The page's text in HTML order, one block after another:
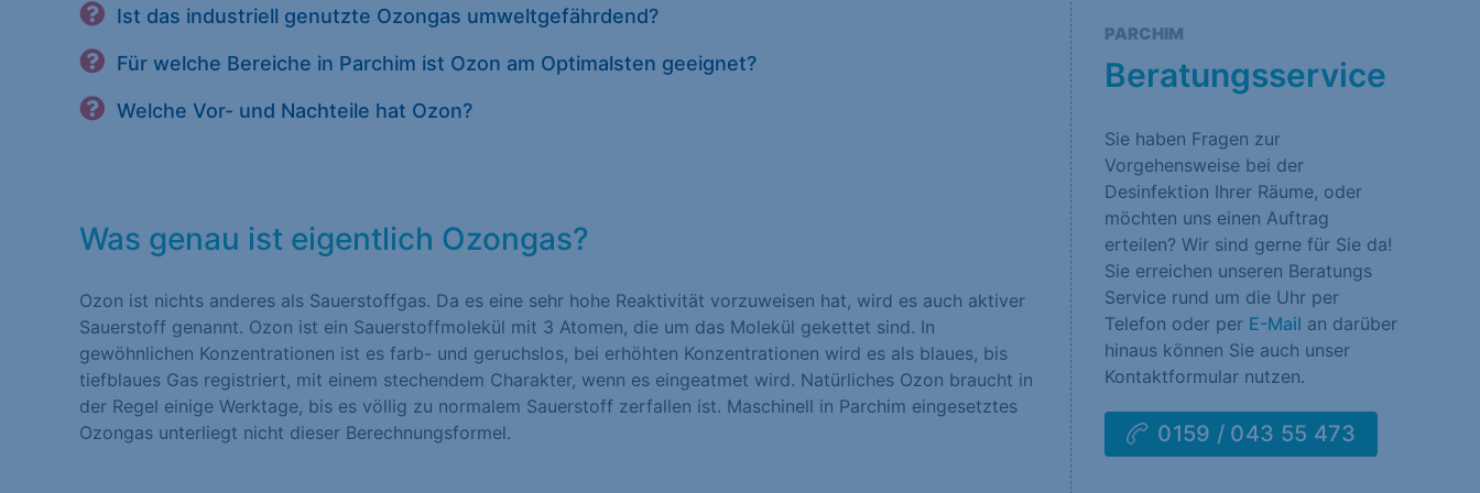
Ist das industriell genutzte Ozongas umweltgefährdend?
Für welche Bereiche in Parchim ist Ozon am Optimalsten geeignet?
Welche Vor- und Nachteile hat Ozon?
Was genau ist eigentlich Ozongas?
Ozon ist nichts anderes als Sauerstoffgas. Da es eine sehr hohe Reaktivität vorzuweisen hat, wird es auch aktiver
Sauerstoff genannt. Ozon ist ein Sauerstoffmolekül mit 3 Atomen, die um das Molekül gekettet sind. In
gewöhnlichen Konzentrationen ist es farb- und geruchslos, bei erhöhten Konzentrationen wird es als blaues, bis
tiefblaues Gas registriert, mit einem stechendem Charakter, wenn es eingeatmet wird. Natürliches Ozon braucht in
der Regel einige Werktage, bis es völlig zu normalem Sauerstoff zerfallen ist. Maschinell in Parchim eingesetztes
Ozongas unterliegt nicht dieser Berechnungsformel.
PARCHIM
Beratungsservice
Sie haben Fragen zur
Vorgehensweise bei der
Desinfektion Ihrer Räume, oder
möchten uns einen Auftrag
erteilen? Wir sind gerne für Sie da!
Sie erreichen unseren Beratungs
Service rund um die Uhr per
Telefon oder per E-Mail an darüber
hinaus können Sie auch unser
Kontaktformular nutzen.
0159 / 043 55 473
Impressum